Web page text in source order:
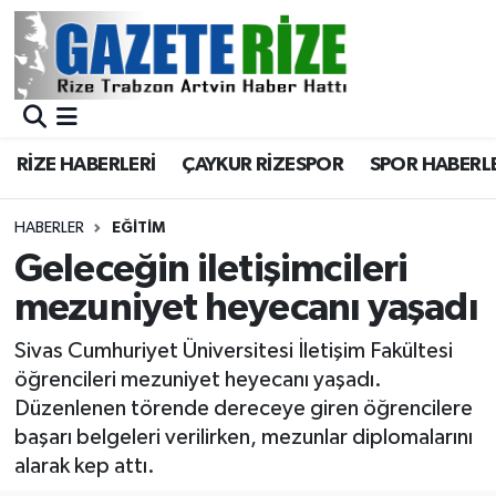
RİZE HABERLERİ ÇAYKUR RİZESPOR SPOR
HABERLER EĞİTİM
Geleceğin iletişimcileri
mezuniyet heyecanı yaşadı
Sivas Cumhuriyet Üniversitesi İletişim Fakültesi
öğrencileri mezuniyet heyecanı yaşadı.
Düzenlenen törende dereceye giren öğrencilere
başarı belgeleri verilirken, mezunlar diplomalarını
alarak kep attı.
BÖLGEMİZ
Asayiş
Rize Jandarma Komutanlığı
Bilim Teknoloji
Canlı Maç
Merkez Nöbetçi Eczaneler
Merkez Trafik Yoğunluk Haritası
Süper Lig Puan Durumu ve Fikstür
Tüm Manşetler
Son Dakika Haberleri